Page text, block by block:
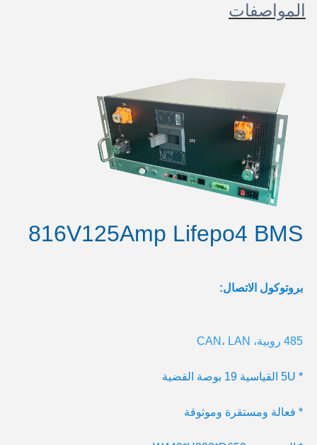
المواصفات
816V125Amp Lifepo4 BMS
بروتوكول الاتصال:
485 روبية، CAN، LAN
* 5U القياسية 19 بوصة القضية
* فعالة ومستقرة وموثوقة